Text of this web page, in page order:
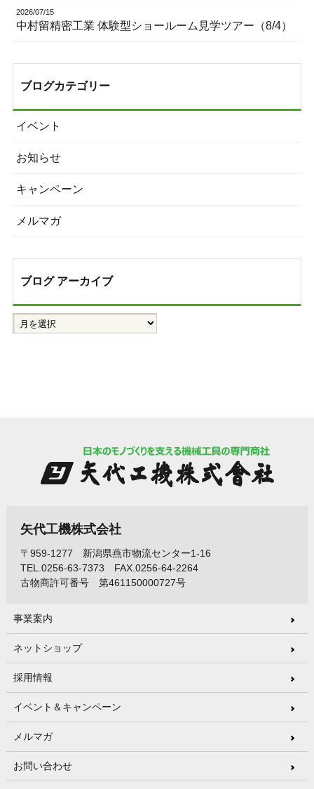
2026/07/15
中村留精密工業 体験型ショールーム見学ツアー（8/4）
ブログカテゴリー
イベント
お知らせ
キャンペーン
メルマガ
ブログ アーカイブ
矢代工機株式会社
〒959-1277 新潟県燕市物流センター1-16
TEL.0256-63-7373 FAX.0256-64-2264
古物商許可番号 第461150000727号
事業案内
ネットショップ
採用情報
イベント＆キャンペーン
メルマガ
お問い合わせ